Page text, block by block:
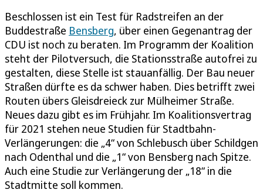
Beschlossen ist ein Test für Radstreifen an der
Buddestraße Bensberg, über einen Gegenantrag der
CDU ist noch zu beraten. Im Programm der Koalition
steht der Pilotversuch, die Stationsstraße autofrei zu
gestalten, diese Stelle ist stauanfällig. Der Bau neuer
Straßen dürfte es da schwer haben. Dies betrifft zwei
Routen übers Gleisdreieck zur Mülheimer Straße.
Neues dazu gibt es im Frühjahr. Im Koalitionsvertrag
für 2021 stehen neue Studien für Stadtbahn-
Verlängerungen: die „4“ von Schlebusch über Schildgen
nach Odenthal und die „1“ von Bensberg nach Spitze.
Auch eine Studie zur Verlängerung der „18“ in die
Stadtmitte soll kommen.